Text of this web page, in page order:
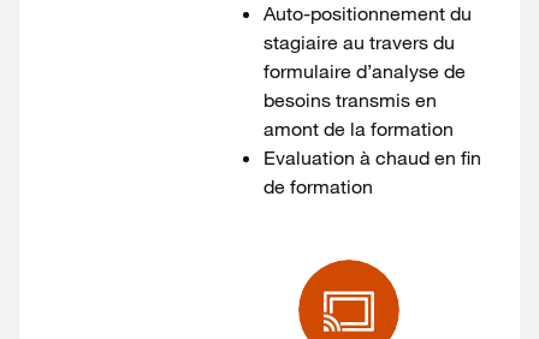
Auto-positionnement du
stagiaire au travers du
formulaire d’analyse de
besoins transmis en
amont de la formation
Evaluation à chaud en fin
de formation